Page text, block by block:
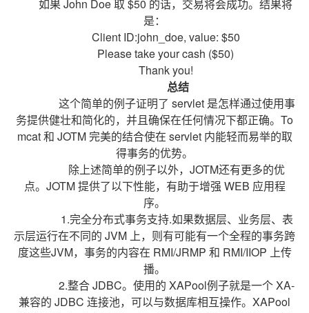
如果 John Doe 取 $50 的话，交易将会成功。结果将
是：
Client ID:john_doe, value: $50
Please take your cash ($50)
Thank you!
总结
这个简单的例子证明了 servlet 是怎样通过使用事
务提供健壮和简化的，并且确保在任何情况下都正确。To
mcat 和 JOTM 完美的结合使在 servlet 内能轻而易举的取
得事务的优势。
除上述简单的例子以外，JOTM还有更多的优
点。JOTM 提供了以下性能，有助于增强 WEB 应用程
序。
1.完全分布式事务支持.如果数据层、业务层、表
示层运行在不同的 JVM 上，则有可能有一个全程的事务跨
度这些JVM，事务的内容在 RMI/JRMP 和 RMI/IIOP 上传
播。
2.整合 JDBC。使用的 XAPool例子就是一个 XA-
兼容的 JDBC 连接池，可以与数据库相互操作。XAPool